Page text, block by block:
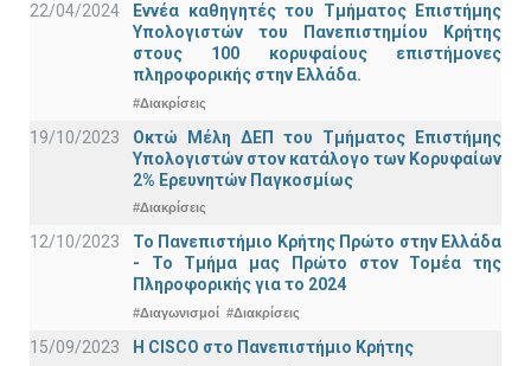
22/04/2024
Εννέα καθηγητές του Τμήματος Επιστήμης
Υπολογιστών του Πανεπιστημίου Κρήτης
στους 100 κορυφαίους επιστήμονες
πληροφορικής στην Ελλάδα.
#Διακρίσεις
19/10/2023
Οκτώ Μέλη ΔΕΠ του Τμήματος Επιστήμης
Υπολογιστών στον κατάλογο των Κορυφαίων
2% Ερευνητών Παγκοσμίως
#Διακρίσεις
12/10/2023
Το Πανεπιστήμιο Κρήτης Πρώτο στην Ελλάδα
- Το Τμήμα μας Πρώτο στον Τομέα της
Πληροφορικής για το 2024
#Διαγωνισμοί #Διακρίσεις
15/09/2023 Η CISCO στο Πανεπιστήμιο Κρήτης